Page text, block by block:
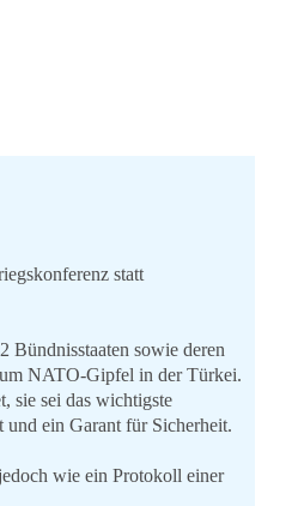
statt
Bündnisstaaten sowie deren
NATO-Gipfel in der Türkei.
sie sei das wichtigste
ein Garant für Sicherheit.
wie ein Protokoll einer